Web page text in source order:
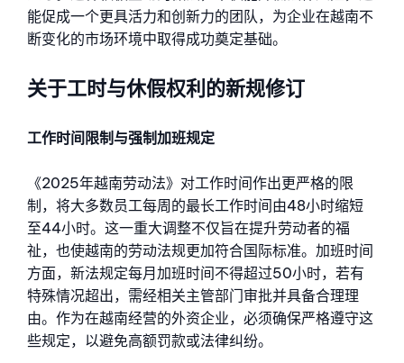
能促成一个更具活力和创新力的团队，为企业在越南不
断变化的市场环境中取得成功奠定基础。
关于工时与休假权利的新规修订
工作时间限制与强制加班规定
《2025年越南劳动法》对工作时间作出更严格的限
制，将大多数员工每周的最长工作时间由48小时缩短
至44小时。这一重大调整不仅旨在提升劳动者的福
祉，也使越南的劳动法规更加符合国际标准。加班时间
方面，新法规定每月加班时间不得超过50小时，若有
特殊情况超出，需经相关主管部门审批并具备合理理
由。作为在越南经营的外资企业，必须确保严格遵守这
些规定，以避免高额罚款或法律纠纷。